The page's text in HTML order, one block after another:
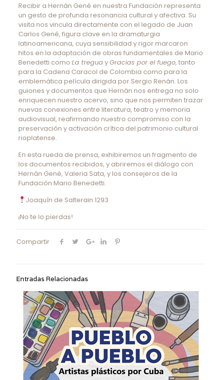
Recibir a Hernán Gené en nuestra Fundación representa
un gesto de profunda resonancia cultural y afectiva. Su
visita nos vincula directamente con el legado de Juan
Carlos Gené, figura clave en la dramaturgia
latinoamericana, cuya sensibilidad y rigor marcaron
hitos en la adaptación de obras fundamentales de Mario
Benedetti como La treguayGracias por el fuego, tanto
para la Cadena Caracol de Colombia como para la
emblemática película dirigida por Sergio Renán. Los
guiones y documentos que Hernán nos entrega no solo
enriquecen nuestro acervo, sino que nos permiten trazar
nuevas conexiones entre literatura, teatro y memoria
audiovisual, reafirmando nuestro compromiso con la
preservación y activación crítica del patrimonio cultural
rioplatense.
En esta rueda de prensa, exhibiremos un fragmento de
los documentos recibidos, y abriremos el diálogo con
Hernán Gené, Valeria Sata, y los consejeros de la
Fundación Mario Benedetti.
Joaquín de Salterain 1293
¡No te lo pierdas!
Compartir
Entradas Relacionadas